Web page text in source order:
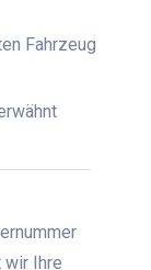
Fahrzeug
wir Ihre